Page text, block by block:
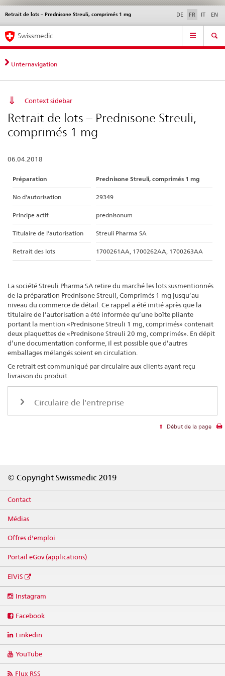
Navigation
directe:
actualités,
bases
contact
Actualités & Mises à
normes
Contact | Support &
aide
Retrait de lots – Prednisone Streuli, comprimés 1 mg DE FR IT EN
Service
Navigation
Swissmedic
Unternavigation
Context sidebar
Retrait de lots – Prednisone Streuli,
comprimés 1 mg
06.04.2018
Préparation Prednisone Streuli, comprimés 1 mg
No d'autorisation 29349
Principe actif prednisonum
Titulaire de l'autorisation Streuli Pharma SA
Retrait des lots 1700261AA, 1700262AA, 1700263AA
La société Streuli Pharma SA retire du marché les lots susmentionnés
de la préparation Prednisone Streuli, Comprimés 1 mg jusqu’au
niveau du commerce de détail. Ce rappel a été initié après que la
titulaire de l’autorisation a été informée qu’une boîte pliante
portant la mention «Prednisone Streuli 1 mg, comprimés» contenait
deux plaquettes de «Prednisone Streuli 20 mg, comprimés». En dépit
d’une documentation conforme, il est possible que d’autres
emballages mélangés soient en circulation.
Ce retrait est communiqué par circulaire aux clients ayant reçu
livraison du produit.
Circulaire de l'entreprise
Début de la page
© Copyright Swissmedic 2019
Contact
Médias
Offres d'emploi
Portail eGov (applications)
ElViS
media
Instagram
Facebook
Linkedin
YouTube
Flux RSS